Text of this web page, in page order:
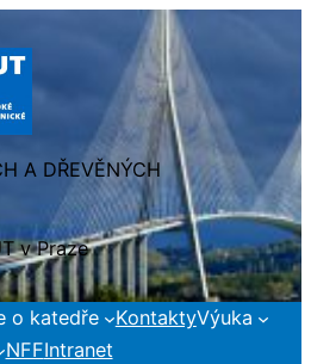
A DŘEVĚNÝCH
v Praze
o katedře KontaktyVýuka
NFFIntranet